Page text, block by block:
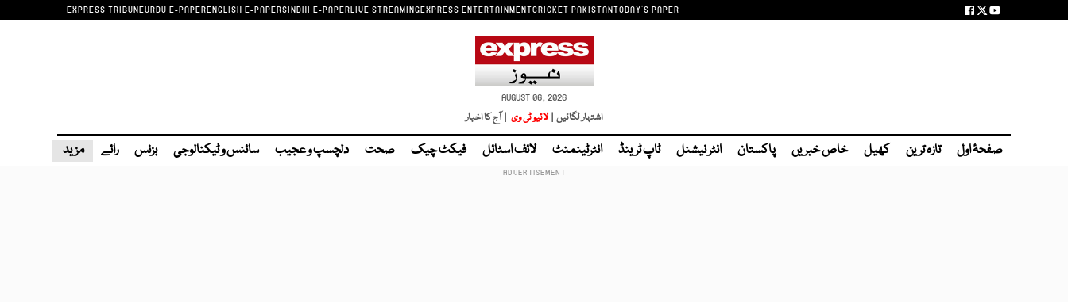
EXPRESS TRIBUNEURDU E-PAPERENGLISH E-PAPERSINDHI E-PAPERLIVE STREAMINGEXPRESS ENTERTAINMENTCRICKET PAKISTANTODAY'S PAPER
AUGUST 06, 2026
اشتہار لگائیں | لائیو ٹی وی | آج کا اخبار
صفحۂ اول تازہ ترین کھیل خاص خبریں پاکستان انٹر نیشنل ٹاپ ٹرینڈ انٹرٹینمنٹ لائف اسٹائل فیکٹ چیک صحت دلچسپ و عجیب سائنس و ٹیکنالوجی بزنس رائے مزید